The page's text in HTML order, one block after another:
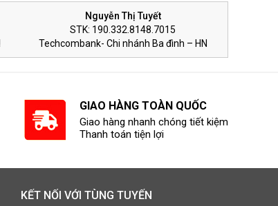
Nguyễn Thị Tuyết
STK: 190.332.8148.7015
Techcombank- Chi nhánh Ba đình – HN
GIAO HÀNG TOÀN QUỐC
Giao hàng nhanh chóng tiết kiệm
Thanh toán tiện lợi
KẾT NỐI VỚI TÙNG TUYẾN